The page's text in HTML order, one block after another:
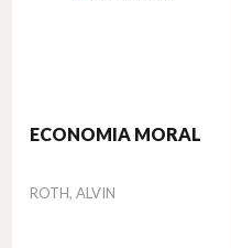
ECONOMIA MORAL
Autor
ROTH, ALVIN